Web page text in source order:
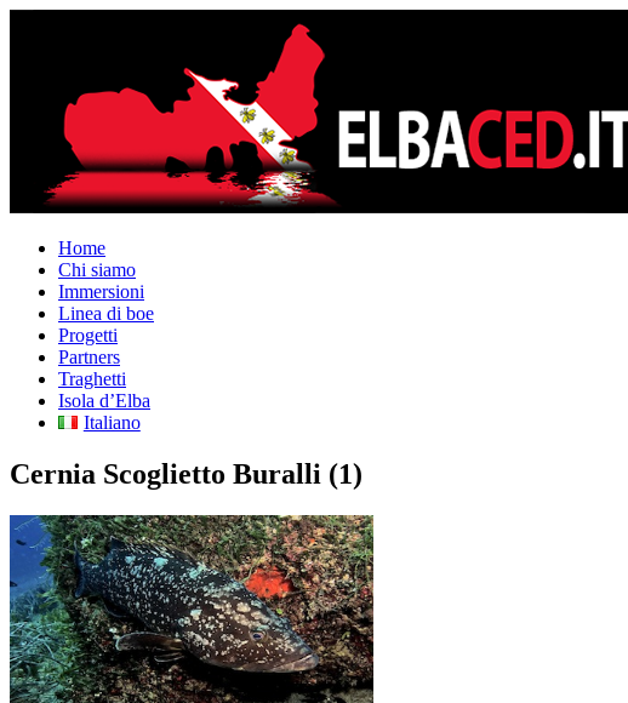
Home
Chi siamo
Immersioni
Linea di boe
Progetti
Partners
Traghetti
Isola d’Elba
Italiano
Cernia Scoglietto Buralli (1)